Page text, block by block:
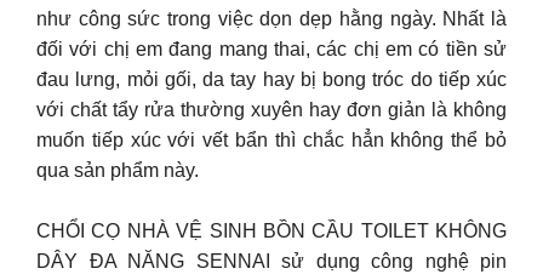
như công sức trong việc dọn dẹp hằng ngày. Nhất là
đối với chị em đang mang thai, các chị em có tiền sử
đau lưng, mỏi gối, da tay hay bị bong tróc do tiếp xúc
với chất tẩy rửa thường xuyên hay đơn giản là không
muốn tiếp xúc với vết bẩn thì chắc hẳn không thể bỏ
qua sản phẩm này.
CHỔI CỌ NHÀ VỆ SINH BỒN CẦU TOILET KHÔNG
DÂY ĐA NĂNG SENNAI sử dụng công nghệ pin